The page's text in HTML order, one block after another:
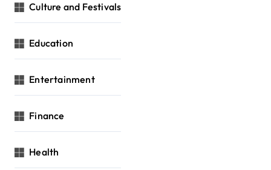
Culture and Festivals
Education
Entertainment
Finance
Health